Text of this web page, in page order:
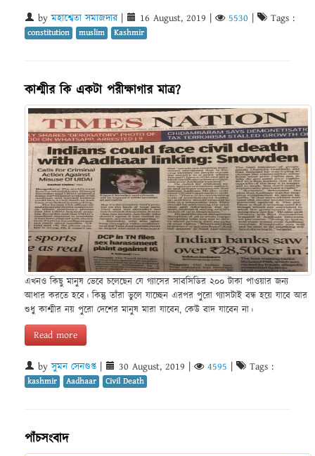
byমহাশ্বেতা সমাজদার| 16 August, 2019 5530 Tags :
constitution muslim Kashmir
কাশ্মীর কি একটা পরীক্ষাগার মাত্র?
এখনও কিছু মানুষ ভেবে চলেছেন যে গ্যাসের সাবসিডির ২০০ টাকা পাওয়ার জন্য
আধার করতে হবে। কিন্তু তাঁরা ভুলে যাচ্ছেন এরপর পুরো গ্যাসটাই বন্ধ হয়ে যাবে আর
শুধু কাশ্মীর নয় পুরো দেশের মানুষ মারা যাবেন, কেউ বাদ যাবেন না।
Read more
byসুমন সেনগুপ্ত 30 August, 2019 4595 Tags :
kashmir Aadhaar Civil Death
পাঁচসংবাদ